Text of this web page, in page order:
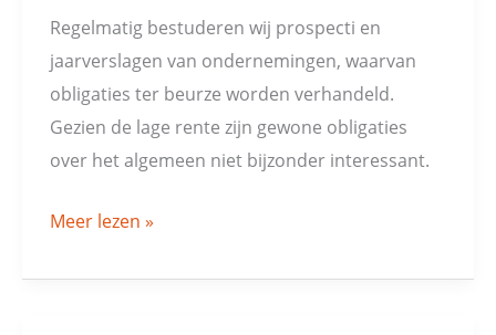
Regelmatig bestuderen wij prospecti en
jaarverslagen van ondernemingen, waarvan
obligaties ter beurze worden verhandeld.
Gezien de lage rente zijn gewone obligaties
over het algemeen niet bijzonder interessant.
Meer lezen »